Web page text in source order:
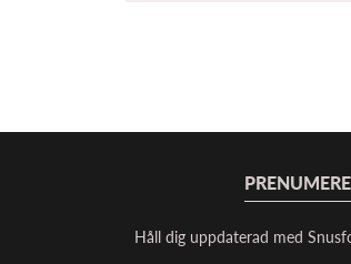
Håll dig uppdaterad med